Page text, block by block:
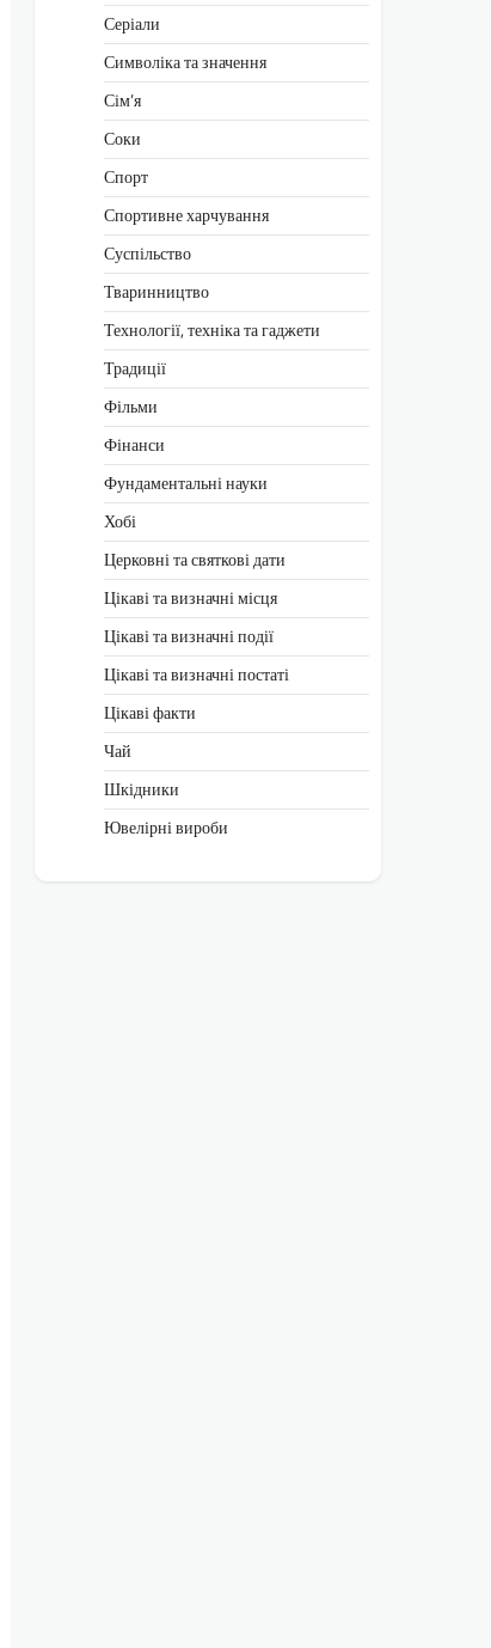
Серіали
Символіка та значення
Сім’я
Соки
Спорт
Спортивне харчування
Суспільство
Тваринництво
Технології, техніка та гаджети
Традиції
Фільми
Фінанси
Фундаментальні науки
Хобі
Церковні та святкові дати
Цікаві та визначні місця
Цікаві та визначні події
Цікаві та визначні постаті
Цікаві факти
Чай
Шкідники
Ювелірні вироби